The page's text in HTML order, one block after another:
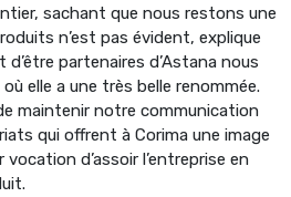
sachant que nous restons une
n’est pas évident, explique
partenaires d’Astana nous
elle a une très belle renommée.
maintenir notre communication
qui offrent à Corima une image
d’assoir l’entreprise en